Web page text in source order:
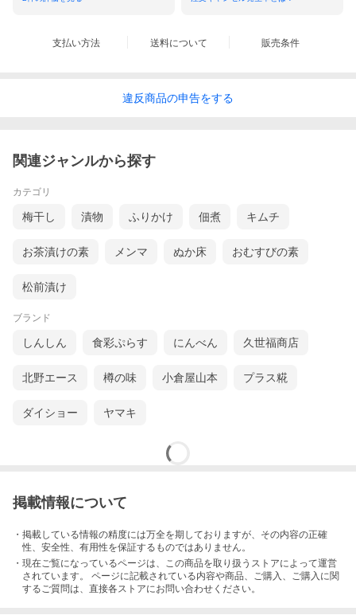
支払い方法 送料について 販売条件
違反商品の申告をする
関連ジャンルから探す
カテゴリ
梅干し 漬物 ふりかけ 佃煮 キムチ
お茶漬けの素 メンマ ぬか床 おむすびの素
松前漬け
ブランド
しんしん 食彩ぷらす にんべん 久世福商店
北野エース 樽の味 小倉屋山本 プラス糀
ダイショー ヤマキ
掲載情報について
・掲載している情報の精度には万全を期しておりますが、その内容の正確
性、安全性、有用性を保証するものではありません。
・現在ご覧になっているページは、この商品を取り扱うストアによって運営
されています。 ページに記載されている内容や商品、ご購入 、ご購入に関
するご質問は、直接各ストアにお問い合わせください。